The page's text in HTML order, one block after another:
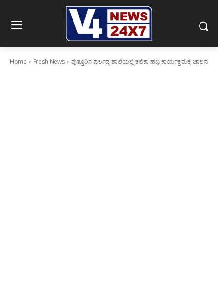
Home Fresh News ಪುತ್ತೂರಿನ ಪರ್ಲಡ್ಕ ಶಾಲೆಯಲ್ಲಿ ಕಲಿಕಾ ಹಬ್ಬ ಕಾರ್ಯಕ್ರಮಕ್ಕೆ ಚಾಲನೆ